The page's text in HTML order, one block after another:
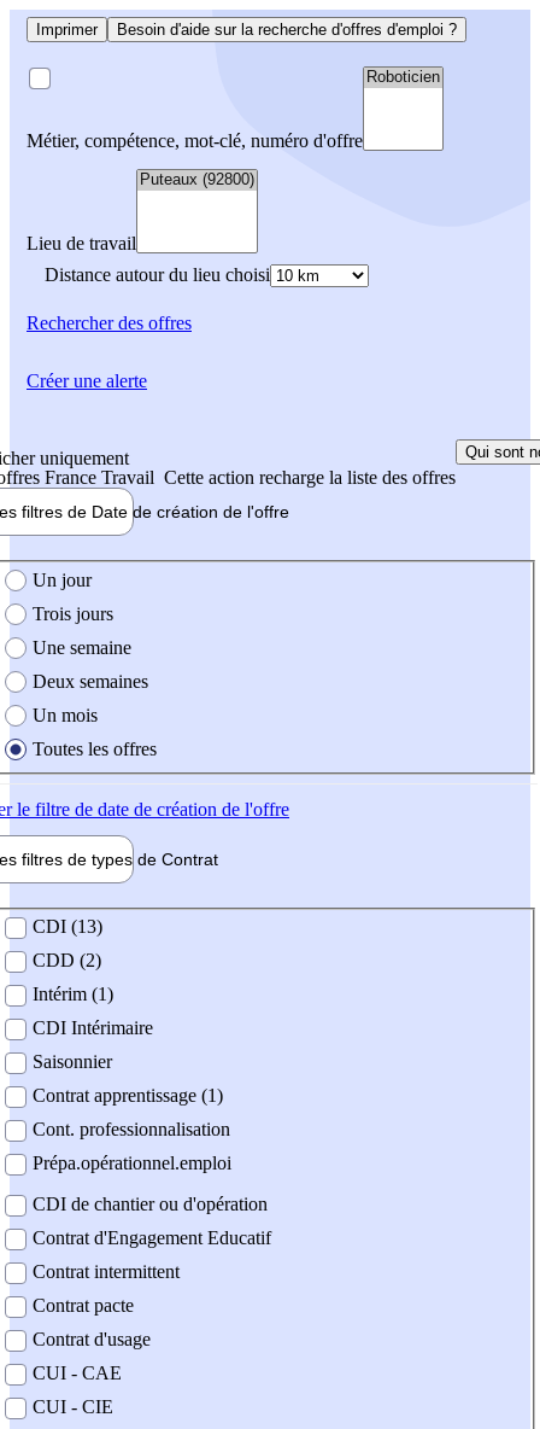
Imprimer Besoin d'aide sur la recherche d'offres d'emploi ?
Métier, compétence, mot-clé, numéro d'offre
Lieu de travail
Distance autour du lieu choisi
Rechercherdes offres
uniquement
France Travail Cette action recharge la liste des offres
Qui sont
filtres de Date de création de l'offre
création de l'offre
Un jour
Trois jours
Une semaine
Deux semaines
Un mois
Toutes les offres
le filtre de date de création de l'offre
filtres de types de Contrat
contrat
CDI (13)
CDD (2)
Intérim (1)
CDI Intérimaire
Saisonnier
Contrat apprentissage (1)
Cont. professionnalisation
Prépa.opérationnel.emploi
CDI de chantier ou d'opération
Contrat d'Engagement Educatif
Contrat intermittent
Contrat pacte
Contrat d'usage
CUI - CAE
CUI - CIE
Créer une alerte